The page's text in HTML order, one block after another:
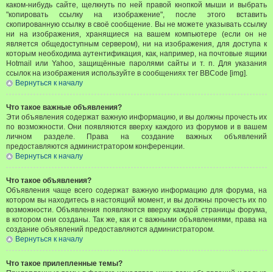
каком-нибудь сайте, щелкнуть по ней правой кнопкой мыши и выбрать
"копировать ссылку на изображение", после этого вставить
скопированную ссылку в своё сообщение. Вы не можете указывать ссылку
ни на изображения, хранящиеся на вашем компьютере (если он не
является общедоступным сервером), ни на изображения, для доступа к
которым необходима аутентификация, как, например, на почтовые ящики
Hotmail или Yahoo, защищённые паролями сайты и т. п. Для указания
ссылок на изображения используйте в сообщениях тег BBCode [img].
Вернуться к началу
Что такое важные объявления?
Эти объявления содержат важную информацию, и вы должны прочесть их
по возможности. Они появляются вверху каждого из форумов и в вашем
личном разделе. Права на создание важных объявлений
предоставляются администратором конференции.
Вернуться к началу
Что такое объявления?
Объявления чаще всего содержат важную информацию для форума, на
котором вы находитесь в настоящий момент, и вы должны прочесть их по
возможности. Объявления появляются вверху каждой страницы форума,
в котором они созданы. Так же, как и с важными объявлениями, права на
создание объявлений предоставляются администратором.
Вернуться к началу
Что такое прилепленные темы?